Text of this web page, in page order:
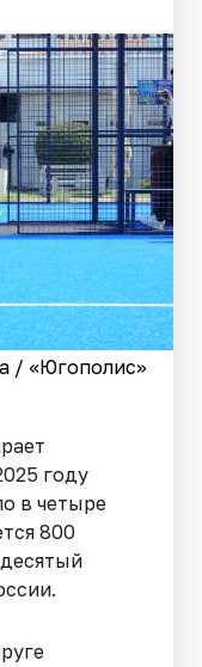
/ «Югополис»
году
в четыре
800